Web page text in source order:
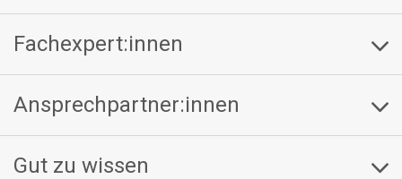
Fachexpert:innen
Ansprechpartner:innen
Gut zu wissen